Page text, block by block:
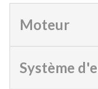
Moteur
Système